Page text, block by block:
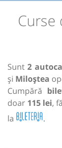
Curse
Sunt2
și Miloștea
Cumpără
doar 115 lei,
la
.